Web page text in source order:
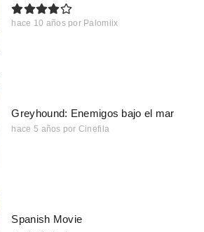
hace 10 años por Palomiix
Greyhound: Enemigos bajo el mar
hace 5 años por Cinefila
Spanish Movie